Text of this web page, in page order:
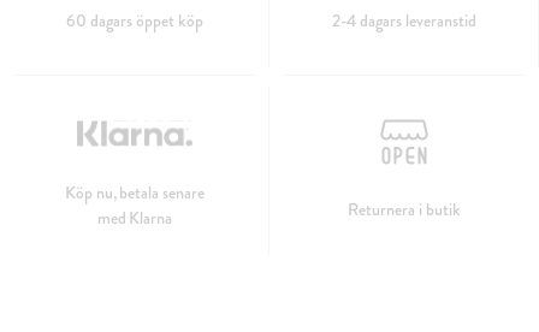
60 dagars öppet köp 2-4 dagars leveranstid
Köp nu, betala senare
med Klarna
Returnera i butik